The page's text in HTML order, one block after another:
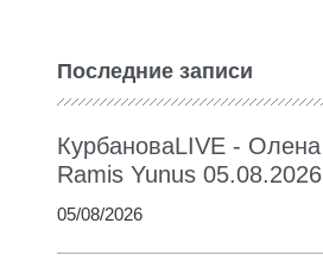
Последние записи
КурбановаLIVE -
Ramis Yunus 05.08.2026
05/08/2026